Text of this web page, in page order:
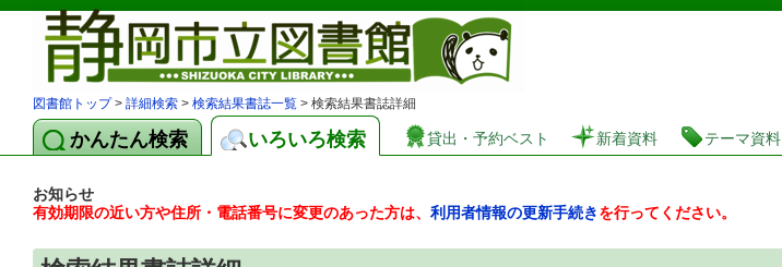
図書館 蔵書検索・予約システム
図書館トップ> 詳細検索 > 検索結果書誌一覧 > 検索結果書誌詳細
かんたん検索 いろいろ検索 貸出・予約ベスト 新着資料 テーマ資料
お知らせ
有効期限の近い方や住所・電話番号に変更のあった方は、 利用者情報の更新手続きを行ってください。